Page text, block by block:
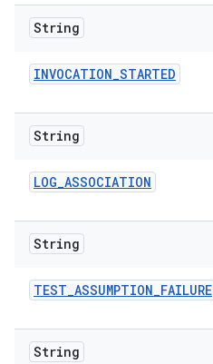
String
INVOCATION_STARTED
String
LOG_ASSOCIATION
String
TEST_ASSUMPTION_FAILURE
String